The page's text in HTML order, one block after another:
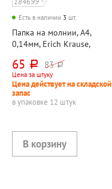
Есть в наличии 3 шт.
Папка на молнии, А4,
0,14мм, Erich Krause,
Vivid)", пластик,
полупрозрачная, ассорти,
апельсиновая корка
65 руб. 83 руб.
Цена за штуку
Цена действует на складской
запас
в упаковке 12 штук